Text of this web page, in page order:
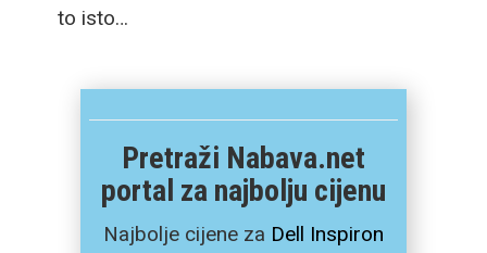
to isto…
Pretraži Nabava.net
portal za najbolju cijenu
Najbolje cijene za Dell Inspiron